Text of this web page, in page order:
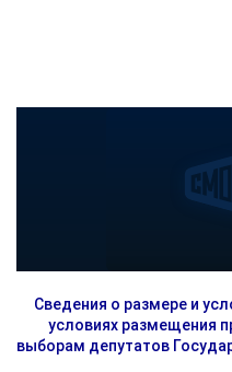
Сведения о размере и
условиях размещения
выборам депутатов